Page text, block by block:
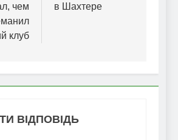
чем
клуб
в Шахтере
ВІДПОВІДЬ